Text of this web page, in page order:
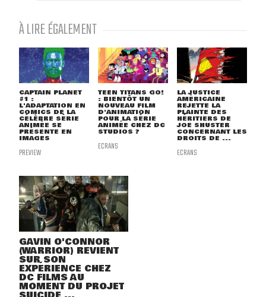
À LIRE ÉGALEMENT
CAPTAIN PLANET
#1 :
L'ADAPTATION EN
COMICS DE LA
CÉLÈBRE SÉRIE
ANIMÉE SE
PRÉSENTE EN
IMAGES
PREVIEW
TEEN TITANS GO!
: BIENTÔT UN
NOUVEAU FILM
D'ANIMATION
POUR LA SÉRIE
ANIMÉE CHEZ DC
STUDIOS ?
ECRANS
LA JUSTICE
AMÉRICAINE
REJETTE LA
PLAINTE DES
HÉRITIERS DE
JOE SHUSTER
CONCERNANT LES
DROITS DE ...
ECRANS
GAVIN O'CONNOR
(WARRIOR) REVIENT
SUR SON
EXPÉRIENCE CHEZ
DC FILMS AU
MOMENT DU PROJET